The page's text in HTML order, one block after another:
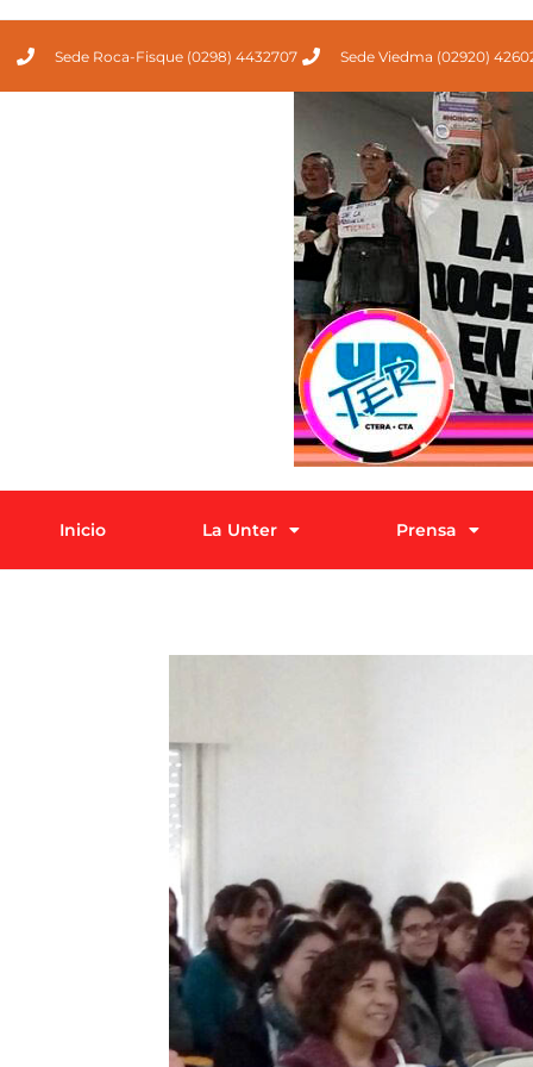
Sede Roca-Fisque (0298) 4432707 Sede Viedma (02920)
Inicio La Unter Prensa